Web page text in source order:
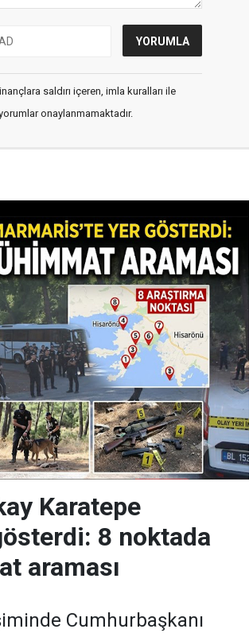
saldırı içeren, imla kuralları ile
onaylanmamaktadır.
Karatepe
8 noktada
araması
Cumhurbaşkanı